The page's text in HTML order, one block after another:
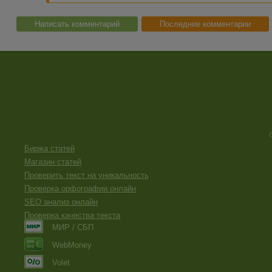
Написать комментарий Последние комментарии
Биржа статей
Магазин статей
Проверить текст на уникальность
Проверка орфографии онлайн
SEO анализ онлайн
Проверка качества текста
МИР / СБП
WebMoney
Volet